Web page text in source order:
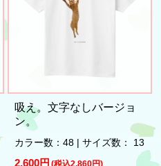
吸え。文字なしバージョ
ン。
カラー数：48 | サイズ数： 13
2,600円 (税込2,860円)